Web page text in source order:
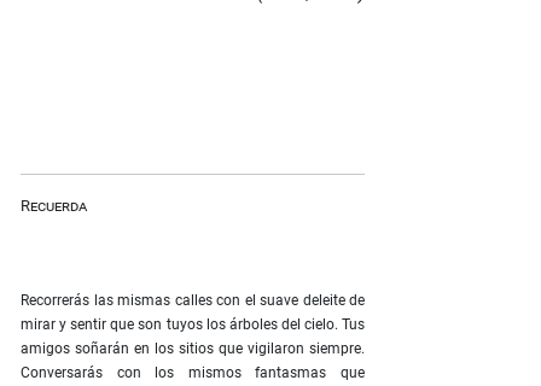
Recuerda
Recorrerás las mismas calles con el suave deleite de
mirar y sentir que son tuyos los árboles del cielo. Tus
amigos soñarán en los sitios que vigilaron siempre.
Conversarás con los mismos fantasmas que